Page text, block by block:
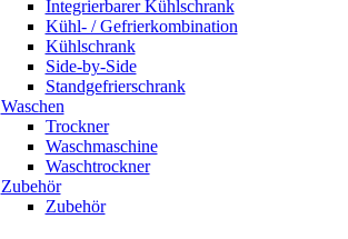
Integrierbarer Kühlschrank
Kühl- / Gefrierkombination
Kühlschrank
Side-by-Side
Standgefrierschrank
Waschen
Trockner
Waschmaschine
Waschtrockner
Zubehör
Zubehör